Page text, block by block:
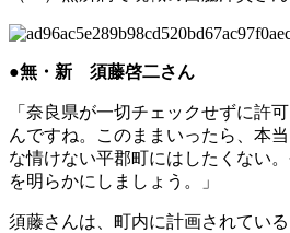
●無・新 須藤啓二さん
「奈良県が一切チェックせずに許
んですね。このままいったら、本
な情けない平郡町にはしたくない
を明らかにしましょう。」
須藤さんは、町内に計画されてい